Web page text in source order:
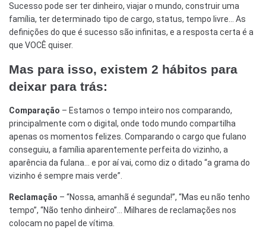
Sucesso pode ser ter dinheiro, viajar o mundo, construir uma
família, ter determinado tipo de cargo, status, tempo livre… As
definições do que é sucesso são infinitas, e a resposta certa é a
que VOCÊ quiser.
Mas para isso, existem 2 hábitos para
deixar para trás:
Comparação – Estamos o tempo inteiro nos comparando,
principalmente com o digital, onde todo mundo compartilha
apenas os momentos felizes. Comparando o cargo que fulano
conseguiu, a família aparentemente perfeita do vizinho, a
aparência da fulana… e por aí vai, como diz o ditado “a grama do
vizinho é sempre mais verde”.
Reclamação – “Nossa, amanhã é segunda!”, “Mas eu não tenho
tempo”, “Não tenho dinheiro”… Milhares de reclamações nos
colocam no papel de vítima.